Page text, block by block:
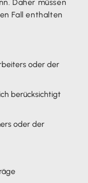
Daher müssen
Fall enthalten
oder der
berücksichtigt
oder der